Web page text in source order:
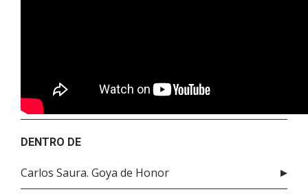
DENTRO DE
Carlos Saura. Goya de Honor